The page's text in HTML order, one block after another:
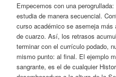
Empecemos con una
estudia de manera secuencial.
curso académico se asemeja más
de cuarzo. Así, los retrasos
terminar con el currículo podado,
mismo punto: al final. El ejemplo
sangrante, es el de cualquier